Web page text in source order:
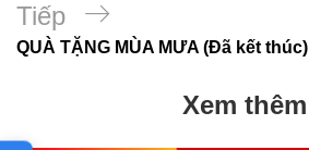
Bài
tiếp
Tiếp
QUÀ TẶNG MÙA MƯA (Đã kết thúc)
Xem thêm